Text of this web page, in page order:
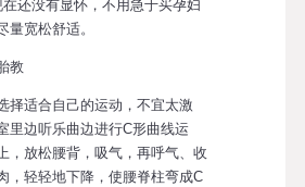
没有显怀，不用急于买孕妇
量宽松舒适。
教
适合自己的运动，不宜太激
里边听乐曲边进行C形曲线运
，放松腰背，吸气，再呼气、收
，轻轻地下降，使腰脊柱弯成C